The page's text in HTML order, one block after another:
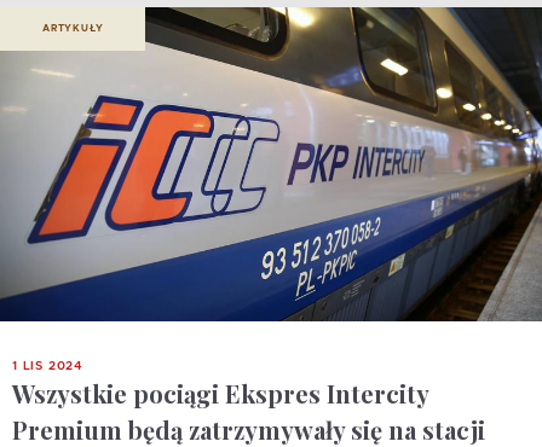
ARTYKUŁY
1 LIS 2024
Wszystkie pociągi Ekspres Intercity
Premium będą zatrzymywały się na stacji